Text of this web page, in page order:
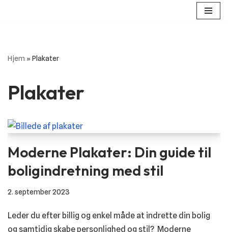
indhold
Hjem » Plakater
Plakater
Moderne Plakater: Din guide til
boligindretning med stil
2. september 2023
Leder du efter billig og enkel måde at indrette din bolig
og samtidig skabe personlighed og stil? Moderne